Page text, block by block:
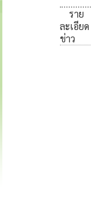
ราย
ละเอียด
ข่าว